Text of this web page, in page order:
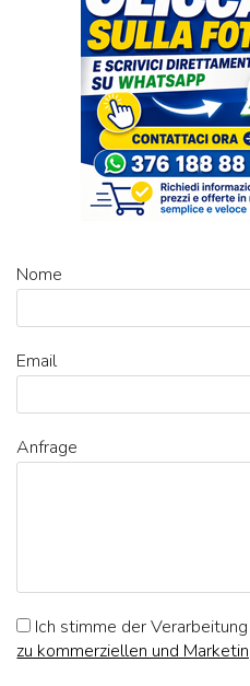
Nome
Email
Anfrage
Ich stimme der
zu kommerziellen und